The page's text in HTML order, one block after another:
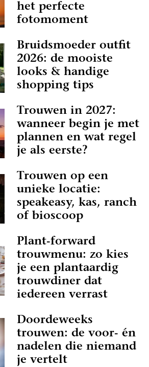
het perfecte
fotomoment
Bruidsmoeder outfit
2026: de mooiste
looks & handige
shopping tips
Trouwen in 2027:
wanneer begin je met
plannen en wat regel
je als eerste?
Trouwen op een
unieke locatie:
speakeasy, kas, ranch
of bioscoop
Plant-forward
trouwmenu: zo kies
je een plantaardig
trouwdiner dat
iedereen verrast
Doordeweeks
trouwen: de voor- én
nadelen die niemand
je vertelt